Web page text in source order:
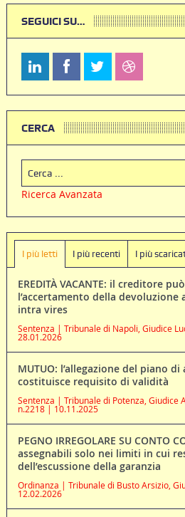
SEGUICI SU…
CERCA
Ricerca Avanzata
I più letti I più recenti I più
EREDITÀ VACANTE: il creditore
l’accertamento della devoluzione
intra vires
Sentenza | Tribunale di Napoli, Giudice
28.01.2026
MUTUO: l’allegazione del piano
costituisce requisito di validità
Sentenza | Tribunale di Potenza, Giudice
n.2218 | 10.11.2025
PEGNO IRREGOLARE SU CONTO
assegnabili solo nei limiti in cui
dell’escussione della garanzia
Ordinanza | Tribunale di Busto Arsizio,
12.02.2026